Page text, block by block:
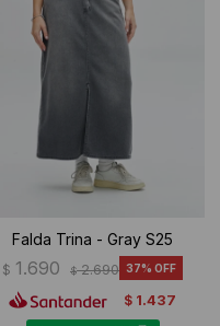
Falda Trina - Gray S25
$ 1.690 $ 2.690 37
$ 1.437